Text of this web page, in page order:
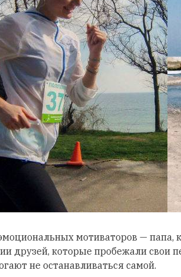
мотиваторов — папа,
друзей, которые пробежали свои
не останавливаться самой.